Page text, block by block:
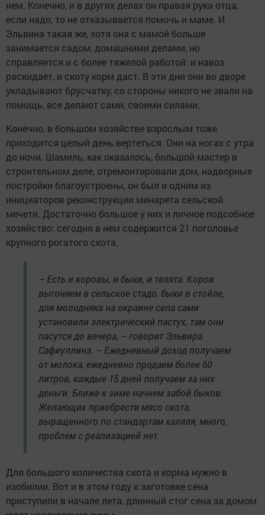
нем. Конечно, и в других делах он правая рука отца,
если надо, то не отказывается помочь и маме. И
Эльвина такая же, хотя она с мамой больше
занимается садом, домашними делами, но
справляется и с более тяжелой работой: и навоз
раскидает, и скоту корм даст. В эти дни они во дворе
укладывают брусчатку, со стороны никого не звали на
помощь, все делают сами, своими силами.
Конечно, в большом хозяйстве взрослым тоже
приходится целый день вертеться. Они на ногах с утра
до ночи. Шамиль, как оказалось, большой мастер в
строительном деле, отремонтировали дом, надворные
постройки благоустроены, он был и одним из
инициаторов реконструкции минарета сельской
мечети. Достаточно большое у них и личное подсобное
хозяйство: сегодня в нем содержится 21 поголовье
крупного рогатого скота.
– Есть и коровы, и быки, и телята. Коров
выгоняем в сельское стадо, быки в стойле,
для молодняка на окраине села сами
установили электрический пастух, там они
пасутся до вечера, – говорит Эльвира
Сафиуллина. – Ежедневный доход получаем
от молока, ежедневно продаем более 60
литров, каждые 15 дней получаем за них
деньги. Ближе к зиме начнем забой быков.
Желающих приобрести мясо скота,
выращенного по стандартам халяля, много,
проблем с реализацией нет.
Для большого количества скота и корма нужно в
изобилии. Вот и в этом году к заготовке сена
приступили в начале лета, длинный стог сена за домом